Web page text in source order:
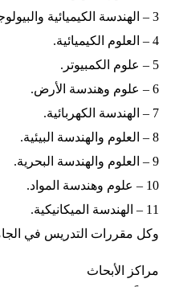
3 – الهندسة الكيميائية والبيولوجية.
4 – العلوم الكيميائية.
5 – علوم الكمبيوتر.
6 – علوم وهندسة الأرض.
7 – الهندسة الكهربائية.
8 – العلوم والهندسة البيئية.
9 – العلوم والهندسة البحرية.
10 – علوم وهندسة المواد.
11 – الهندسة الميكانيكية.
وكل مقررات التدريس في
مراكز الأبحاث